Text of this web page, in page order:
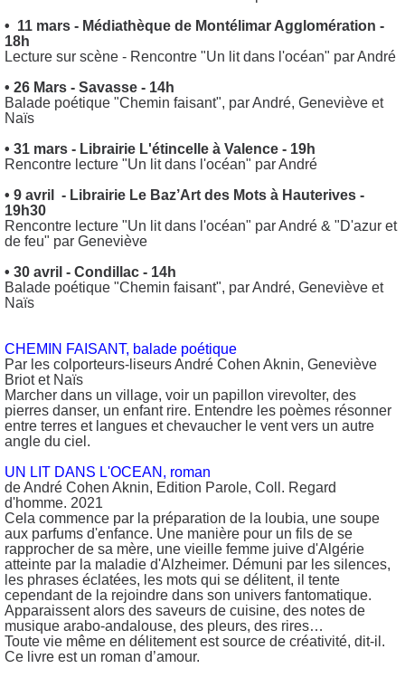
• 11 mars - Médiathèque de Montélimar Agglomération -
18h
Lecture sur scène - Rencontre "Un lit dans l'océan" par André
• 26 Mars - Savasse - 14h
Balade poétique "Chemin faisant", par André, Geneviève et
Naïs
• 31 mars - Librairie L'étincelle à Valence - 19h
Rencontre lecture "Un lit dans l'océan" par André
• 9 avril - Librairie Le Baz’Art des Mots à Hauterives -
19h30
Rencontre lecture "Un lit dans l'océan" par André & "D'azur et
de feu" par Geneviève
• 30 avril - Condillac - 14h
Balade poétique "Chemin faisant", par André, Geneviève et
Naïs
CHEMIN FAISANT, balade poétique
Par les colporteurs-liseurs André Cohen Aknin, Geneviève
Briot et Naïs
Marcher dans un village, voir un papillon virevolter, des
pierres danser, un enfant rire. Entendre les poèmes résonner
entre terres et langues et chevaucher le vent vers un autre
angle du ciel.
UN LIT DANS L'OCEAN, roman
de André Cohen Aknin, Edition Parole, Coll. Regard
d'homme. 2021
Cela commence par la préparation de la loubia, une soupe
aux parfums d'enfance. Une manière pour un fils de se
rapprocher de sa mère, une vieille femme juive d'Algérie
atteinte par la maladie d'Alzheimer. Démuni par les silences,
les phrases éclatées, les mots qui se délitent, il tente
cependant de la rejoindre dans son univers fantomatique.
Apparaissent alors des saveurs de cuisine, des notes de
musique arabo-andalouse, des pleurs, des rires…
Toute vie même en délitement est source de créativité, dit-il.
Ce livre est un roman d’amour.